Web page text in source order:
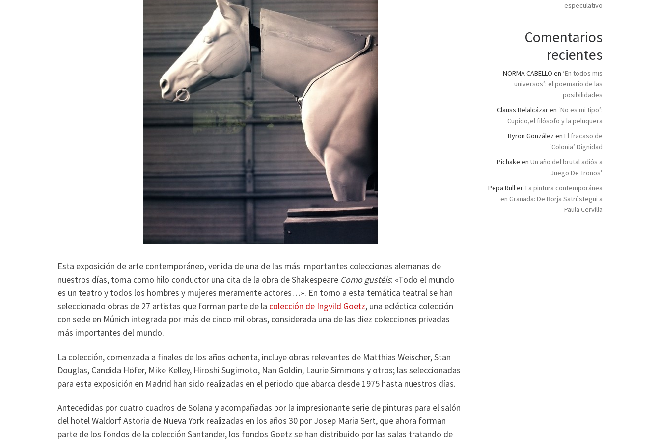
Esta exposición de arte contemporáneo, venida de una de las más importantes colecciones alemanas de
nuestros días, toma como hilo conductor una cita de la obra de Shakespeare Como gustéis: «Todo el mundo
es un teatro y todos los hombres y mujeres meramente actores…». En torno a esta temática teatral se han
seleccionado obras de 27 artistas que forman parte de la colección de Ingvild Goetz, una ecléctica colección
con sede en Múnich integrada por más de cinco mil obras, considerada una de las diez colecciones privadas
más importantes del mundo.
La colección, comenzada a finales de los años ochenta, incluye obras relevantes de Matthias Weischer, Stan
Douglas, Candida Höfer, Mike Kelley, Hiroshi Sugimoto, Nan Goldin, Laurie Simmons y otros; las seleccionadas
para esta exposición en Madrid han sido realizadas en el periodo que abarca desde 1975 hasta nuestros días.
Antecedidas por cuatro cuadros de Solana y acompañadas por la impresionante serie de pinturas para el salón
del hotel Waldorf Astoria de Nueva York realizadas en los años 30 por Josep Maria Sert, que ahora forman
parte de los fondos de la colección Santander, los fondos Goetz se han distribuido por las salas tratando de
especulativo
Comentarios
recientes
NORMA CABELLO en ‘En todos mis
universos’: el poemario de las
posibilidades
Clauss Belalcázaren ‘No es mi tipo’:
Cupido,el filósofo y la peluquera
Byron González en El fracaso de
‘Colonia’ Dignidad
Pichake en Un año del brutal adiós a
‘Juego De Tronos’
Pepa Rullen La pintura contemporánea
en Granada: De Borja Satrústegui a
Paula Cervilla